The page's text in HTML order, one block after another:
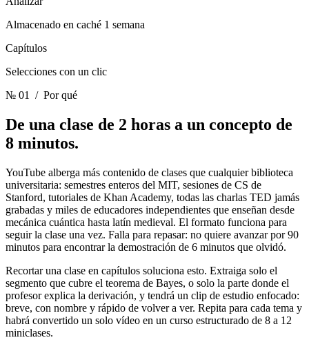
Almacenado en caché 1 semana
Capítulos
Selecciones con un clic
№ 01
/ Por qué
De una clase de 2 horas a un concepto de
8 minutos.
YouTube alberga más contenido de clases que cualquier biblioteca
universitaria: semestres enteros del MIT, sesiones de CS de
Stanford, tutoriales de Khan Academy, todas las charlas TED jamás
grabadas y miles de educadores independientes que enseñan desde
mecánica cuántica hasta latín medieval. El formato funciona para
seguir la clase una vez. Falla para repasar: no quiere avanzar por 90
minutos para encontrar la demostración de 6 minutos que olvidó.
Recortar una clase en capítulos soluciona esto. Extraiga solo el
segmento que cubre el teorema de Bayes, o solo la parte donde el
profesor explica la derivación, y tendrá un clip de estudio enfocado:
breve, con nombre y rápido de volver a ver. Repita para cada tema y
habrá convertido un solo vídeo en un curso estructurado de 8 a 12
miniclases.